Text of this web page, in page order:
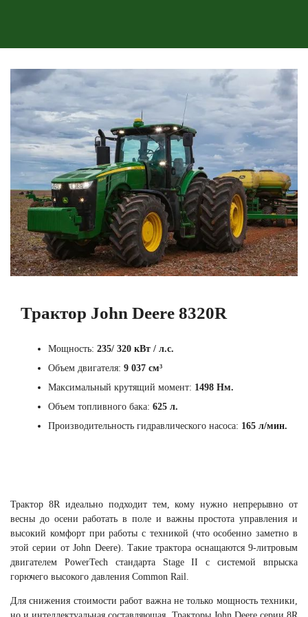
Трактор John Deere 8320R
Мощность: 235/ 320 кВт / л.с.
Объем двигателя: 9 037 см³
Максимальный крутящий момент: 1498 Нм.
Объем топливного бака: 625 л.
Производительность гидравлического насоса: 165 л/мин.
Трактор 8R идеально подходит тем, кому нужно непрерывно от
весны до осени работать в поле и важны простота управления и
высокий комфорт при работы с техникой (что особенно заметно в
этой серии от John Deere). Такие трактора оснащаются 9-литровым
двигателем PowerTech стандарта Stage II с системой впрыска
горючего высокого давления Common Rail.
Для снижения стоимости работ важна не только мощность техники,